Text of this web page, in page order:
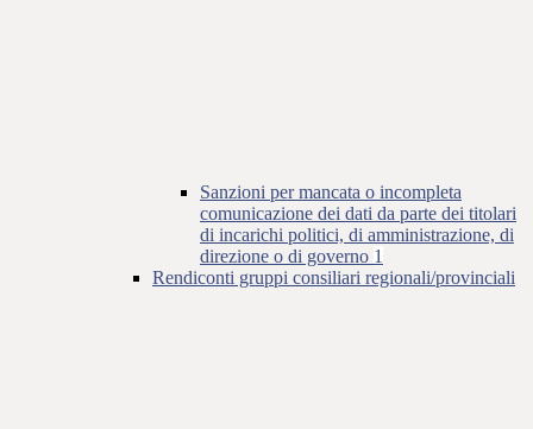
Sanzioni per mancata o incompleta
comunicazione dei dati da parte dei titolari
di incarichi politici, di amministrazione, di
direzione o di governo 1
Rendiconti gruppi consiliari regionali/provinciali